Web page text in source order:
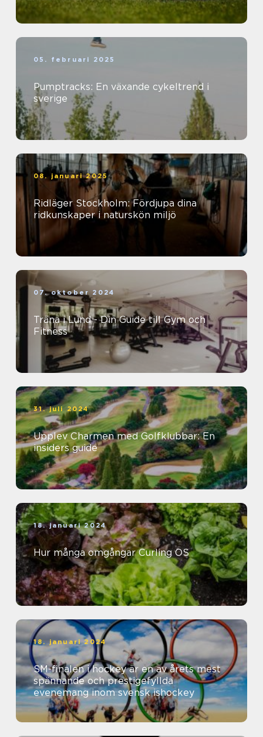
05. februari 2025
Pumptracks: En växande cykeltrend i
sverige
08. januari 2025
Ridläger Stockholm: Fördjupa dina
ridkunskaper i naturskön miljö
07. oktober 2024
Träna i Lund - Din Guide till Gym och
Fitness
31. juli 2024
Upplev Charmen med Golfklubbar: En
insiders guide
18. januari 2024
Hur många omgångar Curling OS
18. januari 2024
SM-finalen i hockey är en av årets mest
spännande och prestigefyllda
evenemang inom svensk ishockey